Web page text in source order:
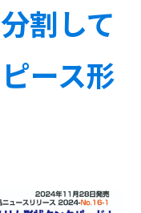
割して
ース形